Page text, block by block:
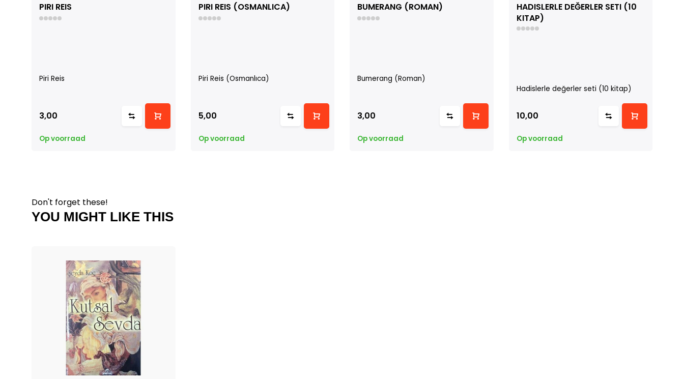
PIRI REIS
Piri Reis
3,00
Op voorraad
PIRI REIS (OSMANLICA)
Piri Reis (Osmanlıca)
5,00
Op voorraad
BUMERANG (ROMAN)
Bumerang (Roman)
3,00
Op voorraad
HADISLERLE DEĞERLER SETI (10
KITAP)
Hadislerle değerler seti (10 kitap)
10,00
Op voorraad
Don't forget these!
YOU MIGHT LIKE THIS